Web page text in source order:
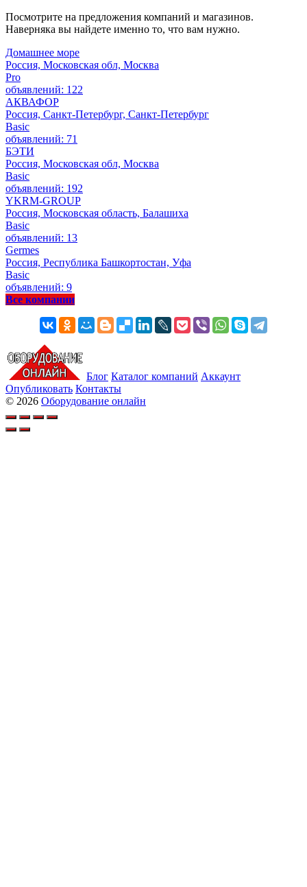
Посмотрите на предложения компаний и магазинов.
Наверняка вы найдете именно то, что вам нужно.
Домашнее море
Россия, Московская обл, Москва
Pro
объявлений: 122
АКВАФОР
Россия, Санкт-Петербург, Санкт-Петербург
Basic
объявлений: 71
БЭТИ
Россия, Московская обл, Москва
Basic
объявлений: 192
YKRM-GROUP
Россия, Московская область, Балашиха
Basic
объявлений: 13
Germes
Россия, Республика Башкортостан, Уфа
Basic
объявлений: 9
Все компании
Блог Каталог компаний Аккаунт
Опубликовать Контакты
© 2026 Оборудование онлайн